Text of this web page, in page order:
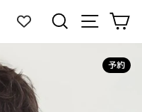
検索 サイトカ
予約